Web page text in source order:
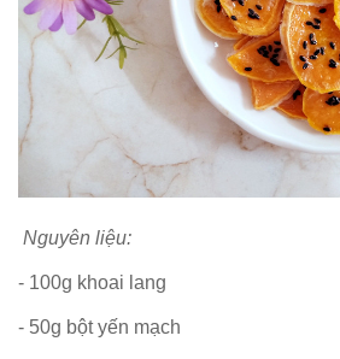
Nguyên liệu:
- 100g khoai lang
- 50g bột yến mạch